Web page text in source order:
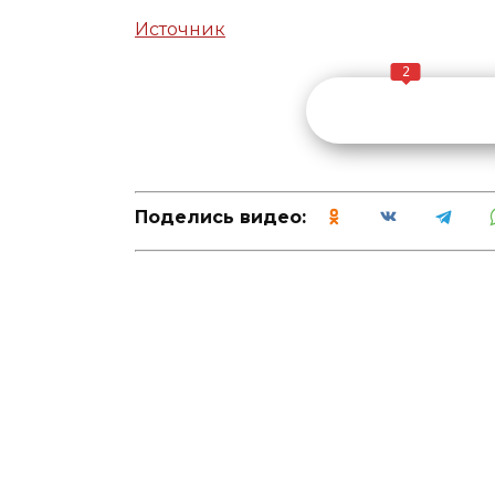
Источник
2
Поделись видео: